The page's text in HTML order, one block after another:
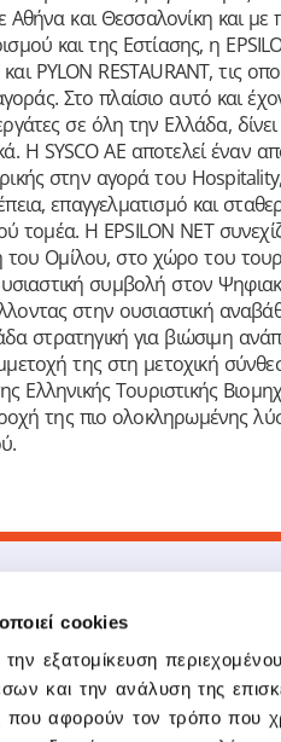
cookies
εξατομίκευση
και την ανάλυση της
που αφορούν τον τρόπο που
και Θεσσαλονίκη και με
και της Εστίασης, η
PYLON RESTAURANT, τις
Στο πλαίσιο αυτό και
σε όλη την Ελλάδα,
Η SYSCO ΑΕ αποτελεί έναν
στην αγορά του
επαγγελματισμό και
τομέα. Η EPSILON ΝΕΤ
Ομίλου, στο χώρο του
συμβολή στον
στην ουσιαστική
στρατηγική για βιώσιμη
της στη μετοχική
Ελληνικής Τουριστικής
της πιο ολοκληρωμένης
Epsilon Smart
Pylon ERP Hybrid
Epsilon Smart Ergani
Epsilon Pay